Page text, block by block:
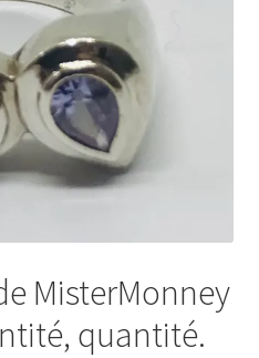
MisterMonney
quantité.